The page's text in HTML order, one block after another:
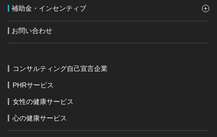
補助金・インセンティブ
お問い合わせ
コンサルティング自己宣言企業
PHRサービス
女性の健康サービス
心の健康サービス